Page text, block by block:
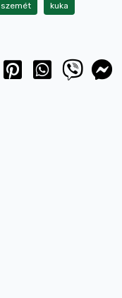
szemét kuka